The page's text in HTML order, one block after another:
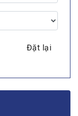
Đặt lại